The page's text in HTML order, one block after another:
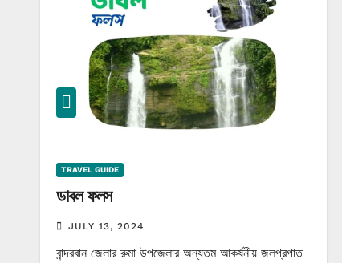
TRAVEL GUIDE
ডাবল ফলস
JULY 13, 2024
বান্দরবান জেলার রুমা উপজেলার অন্যতম আকর্ষনীয় জলপ্রপাত